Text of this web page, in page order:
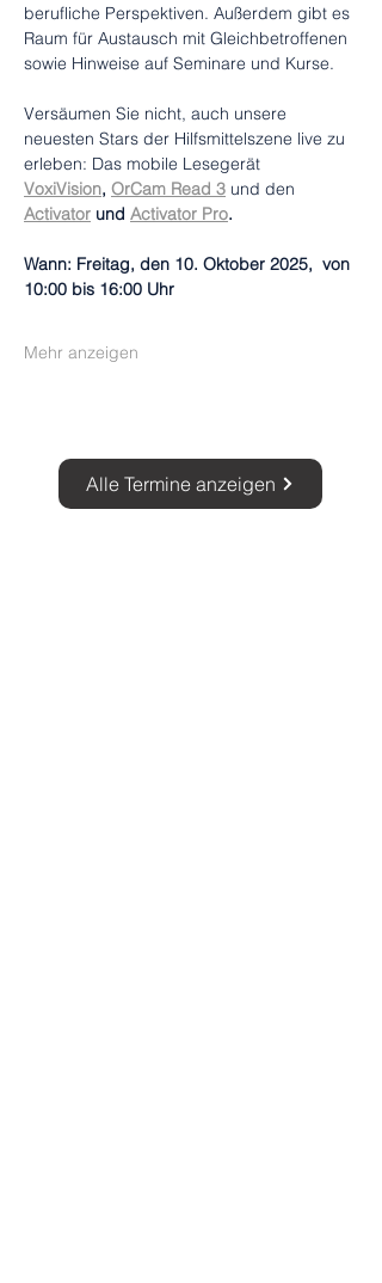
berufliche Perspektiven. Außerdem gibt es
Raum für Austausch mit Gleichbetroffenen
sowie Hinweise auf Seminare und Kurse.
Versäumen Sie nicht, auch unsere
neuesten Stars der Hilfsmittelszene live zu
erleben: Das mobile Lesegerät
VoxiVision, OrCam Read 3 und den
Activator und Activator Pro.
Wann: Freitag, den 10. Oktober 2025,  von
10:00 bis 16:00 Uhr
Mehr anzeigen
Alle Termine anzeigen